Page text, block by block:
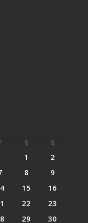
S
S
1
2
8
9
15
16
22
23
29 30